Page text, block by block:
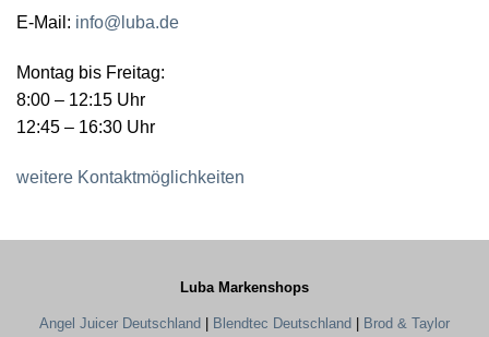
E-Mail: info@luba.de
Montag bis Freitag:
8:00 – 12:15 Uhr
12:45 – 16:30 Uhr
weitere Kontaktmöglichkeiten
Luba Markenshops
Angel Juicer Deutschland Blendtec Deutschland Brod & Taylor